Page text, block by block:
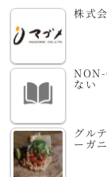
株式
ない
グル
ーガ